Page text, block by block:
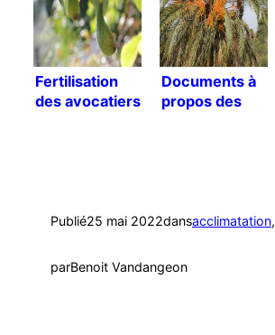
Fertilisation
des avocatiers
Documents à
propos des
Publié25 mai 2022dansacclimatation,
parBenoit Vandangeon